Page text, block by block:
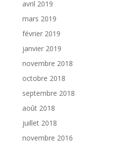
avril 2019
mars 2019
février 2019
janvier 2019
novembre 2018
octobre 2018
septembre 2018
août 2018
juillet 2018
novembre 2016